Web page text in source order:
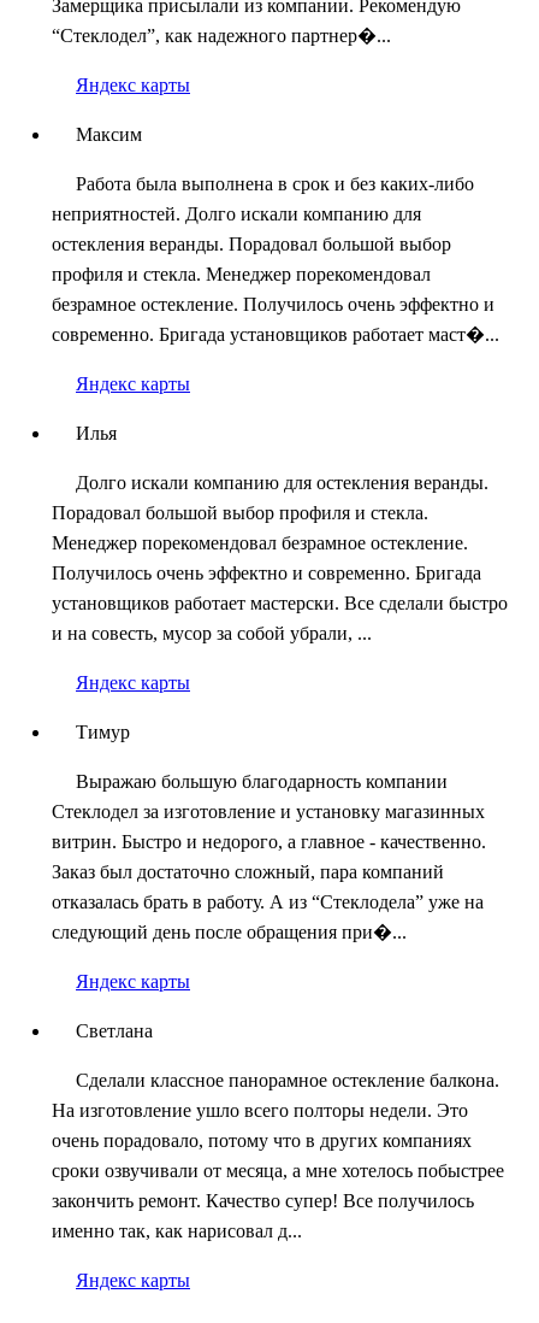
Замерщика присылали из компании. Рекомендую
“Стеклодел”, как надежного партнер�...
Яндекс карты
Максим
Работа была выполнена в срок и без каких-либо
неприятностей. Долго искали компанию для
остекления веранды. Порадовал большой выбор
профиля и стекла. Менеджер порекомендовал
безрамное остекление. Получилось очень эффектно и
современно. Бригада установщиков работает маст�...
Яндекс карты
Илья
Долго искали компанию для остекления веранды.
Порадовал большой выбор профиля и стекла.
Менеджер порекомендовал безрамное остекление.
Получилось очень эффектно и современно. Бригада
установщиков работает мастерски. Все сделали быстро
и на совесть, мусор за собой убрали, ...
Яндекс карты
Тимур
Выражаю большую благодарность компании
Стеклодел за изготовление и установку магазинных
витрин. Быстро и недорого, а главное - качественно.
Заказ был достаточно сложный, пара компаний
отказалась брать в работу. А из “Стеклодела” уже на
следующий день после обращения при�...
Яндекс карты
Светлана
Сделали классное панорамное остекление балкона.
На изготовление ушло всего полторы недели. Это
очень порадовало, потому что в других компаниях
сроки озвучивали от месяца, а мне хотелось побыстрее
закончить ремонт. Качество супер! Все получилось
именно так, как нарисовал д...
Яндекс карты